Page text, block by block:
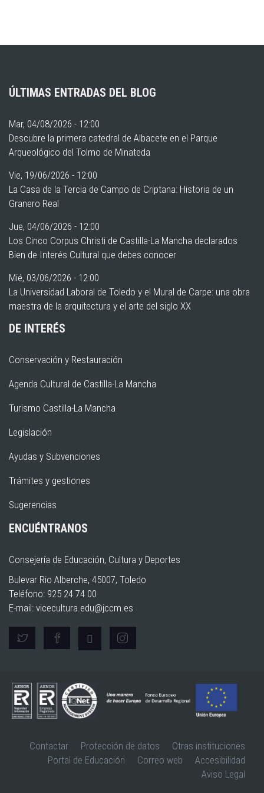
ÚLTIMAS ENTRADAS DEL BLOG
Mar, 04/08/2026 - 12:00
Descubre la primera catedral de Albacete en el Parque
Arqueológico del Tolmo de Minateda
Vie, 19/06/2026 - 12:00
La Casa de la Tercia de Campo de Criptana: Historia de un
Granero Real
Jue, 04/06/2026 - 12:00
Los Cinco Corpus Christi de Castilla-La Mancha declarados
Bien de Interés Cultural que debes conocer
Mié, 03/06/2026 - 12:00
La Universidad Laboral de Toledo y el Mural de Carpe: una obra
maestra de la arquitectura y el arte del siglo XX
DE INTERÉS
Conservación y Restauración
Agenda Cultural de Castilla-La Mancha
Turismo Castilla-La Mancha
Legislación
Ayudas y Subvenciones
Trámites y gestiones
Sugerencias
ENCUÉNTRANOS
Consejería de Educación, Cultura y Deportes
Bulevar Rio Alberche, 45007, Toledo
Teléfono: 925 24 74 00
E-mail: vicecultura.edu@jccm.es
Contactar Protección de datos
Otras instituciones
Portal de Educación
Correo web
Accesibilidad
Aviso Legal